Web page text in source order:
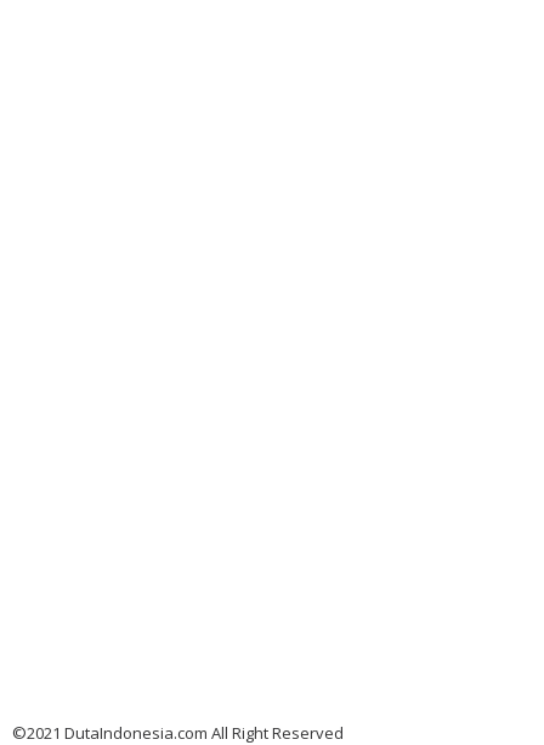
©2021 DutaIndonesia.com All Right Reserved